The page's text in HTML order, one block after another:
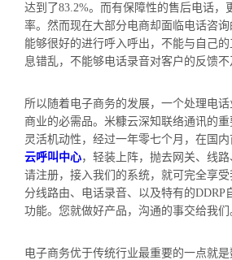
达到了83.2%。而有保障性的售后电话，
率。然而现在大部分电商却面临电话咨
能够很好的进行呼入呼出，不能与自己
息错乱，不能够电话录音对客户的反馈不
所以随着电子商务的发展，一个处理电
商业的必需品。米糠云深知联络通讯的
灵活机动性，经过一年零七个月，在国
云呼叫中心，轻装上阵，抛去网关、线
请注册，接入我们的系统，就可完全享
分线路由、电话录音、以及特有的DDRP
功能。您就做好产品，沟通的事交给我们
电子商务优于传统行业最重要的一点就